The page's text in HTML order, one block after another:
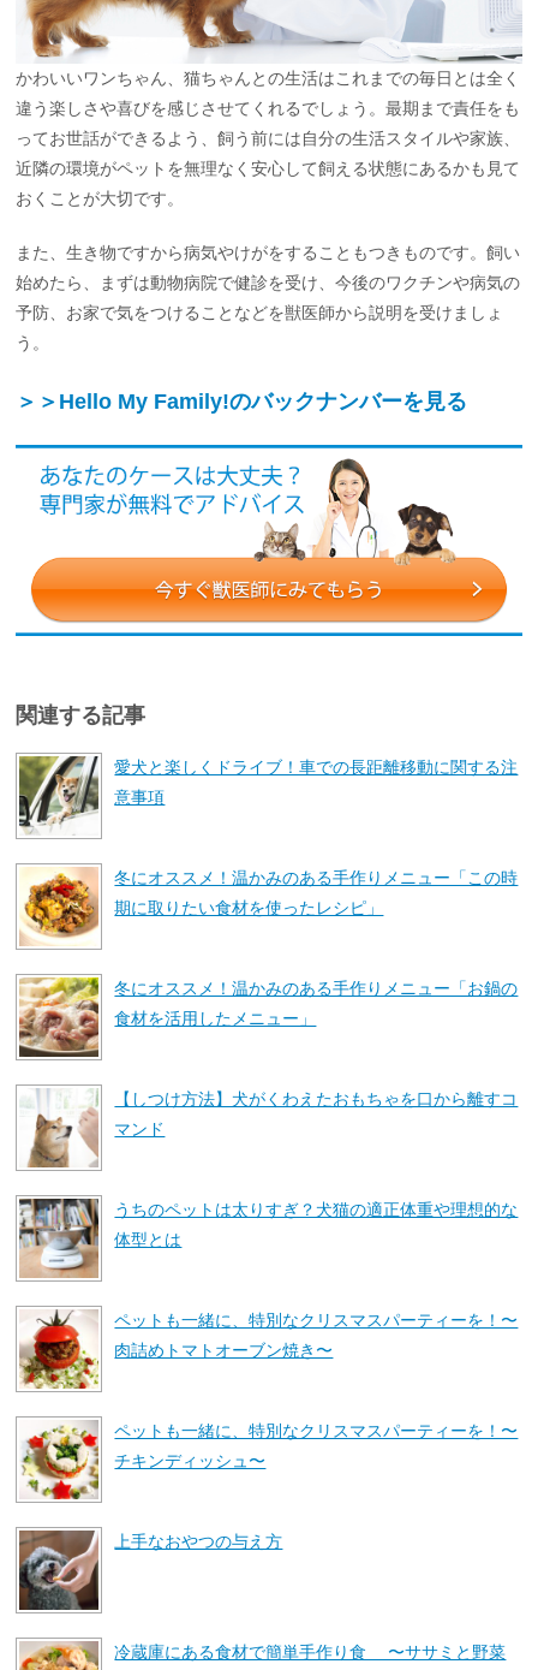
かわいいワンちゃん、猫ちゃんとの生活はこれまでの毎日とは全く
違う楽しさや喜びを感じさせてくれるでしょう。最期まで責任をも
ってお世話ができるよう、飼う前には自分の生活スタイルや家族、
近隣の環境がペットを無理なく安心して飼える状態にあるかも見て
おくことが大切です。
また、生き物ですから病気やけがをすることもつきものです。飼い
始めたら、まずは動物病院で健診を受け、今後のワクチンや病気の
予防、お家で気をつけることなどを獣医師から説明を受けましょ
う。
＞＞Hello My Family!のバックナンバーを見る
関連する記事
愛犬と楽しくドライブ！車での長距離移動に関する注
意事項
冬にオススメ！温かみのある手作りメニュー「この時
期に取りたい食材を使ったレシピ」
冬にオススメ！温かみのある手作りメニュー「お鍋の
食材を活用したメニュー」
【しつけ方法】犬がくわえたおもちゃを口から離すコ
マンド
うちのペットは太りすぎ？犬猫の適正体重や理想的な
体型とは
ペットも一緒に、特別なクリスマスパーティーを！〜
肉詰めトマトオーブン焼き〜
ペットも一緒に、特別なクリスマスパーティーを！〜
チキンディッシュ〜
上手なおやつの与え方
冷蔵庫にある食材で簡単手作り食 〜ササミと野菜